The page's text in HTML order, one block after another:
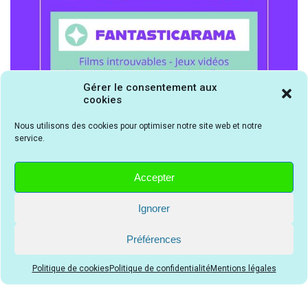
Gérer le consentement aux
cookies
Nous utilisons des cookies pour optimiser notre site web et notre
service.
Accepter
Ignorer
Préférences
Politique de cookies Politique de confidentialitéMentions légales
Critiques à la une
effervescent
pour la maison ?